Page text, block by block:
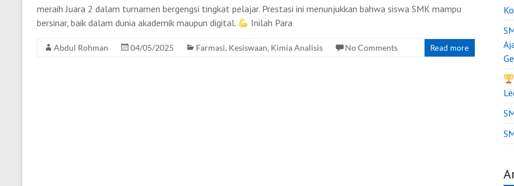
meraih Juara 2 dalam turnamen bergengsi tingkat pelajar. Prestasi ini menunjukkan bahwa siswa SMK mampu
bersinar, baik dalam dunia akademik maupun digital.
Inilah Para
Abdul Rohman 04/05/2025 Farmasi, Kesiswaan, Kimia Analisis No Comments Read more